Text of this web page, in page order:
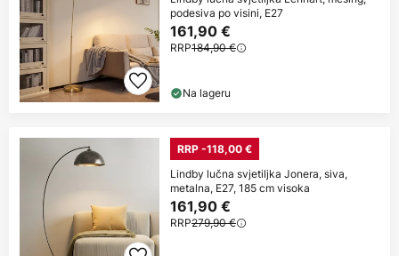
podesiva po visini, E27
161,90 €
RRP184,90 €
Na lageru
RRP -118,00 €
Lindby lučna svjetiljka Jonera, siva,
metalna, E27, 185 cm visoka
161,90 €
RRP279,90 €